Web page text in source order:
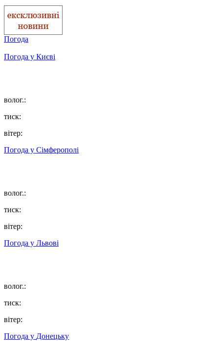
Погода
Погода у Києві
волог.:
тиск:
вітер:
Погода у Сімферополі
волог.:
тиск:
вітер:
Погода у Львові
волог.:
тиск:
вітер:
Погода у Донецьку